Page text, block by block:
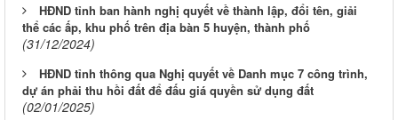
HĐND tỉnh ban hành nghị quyết về thành lập, đổi tên, giải
thể các ấp, khu phố trên địa bàn 5 huyện, thành phố
(31/12/2024)
HĐND tỉnh thông qua Nghị quyết về Danh mục 7 công trình,
dự án phải thu hồi đất để đấu giá quyền sử dụng đất
(02/01/2025)